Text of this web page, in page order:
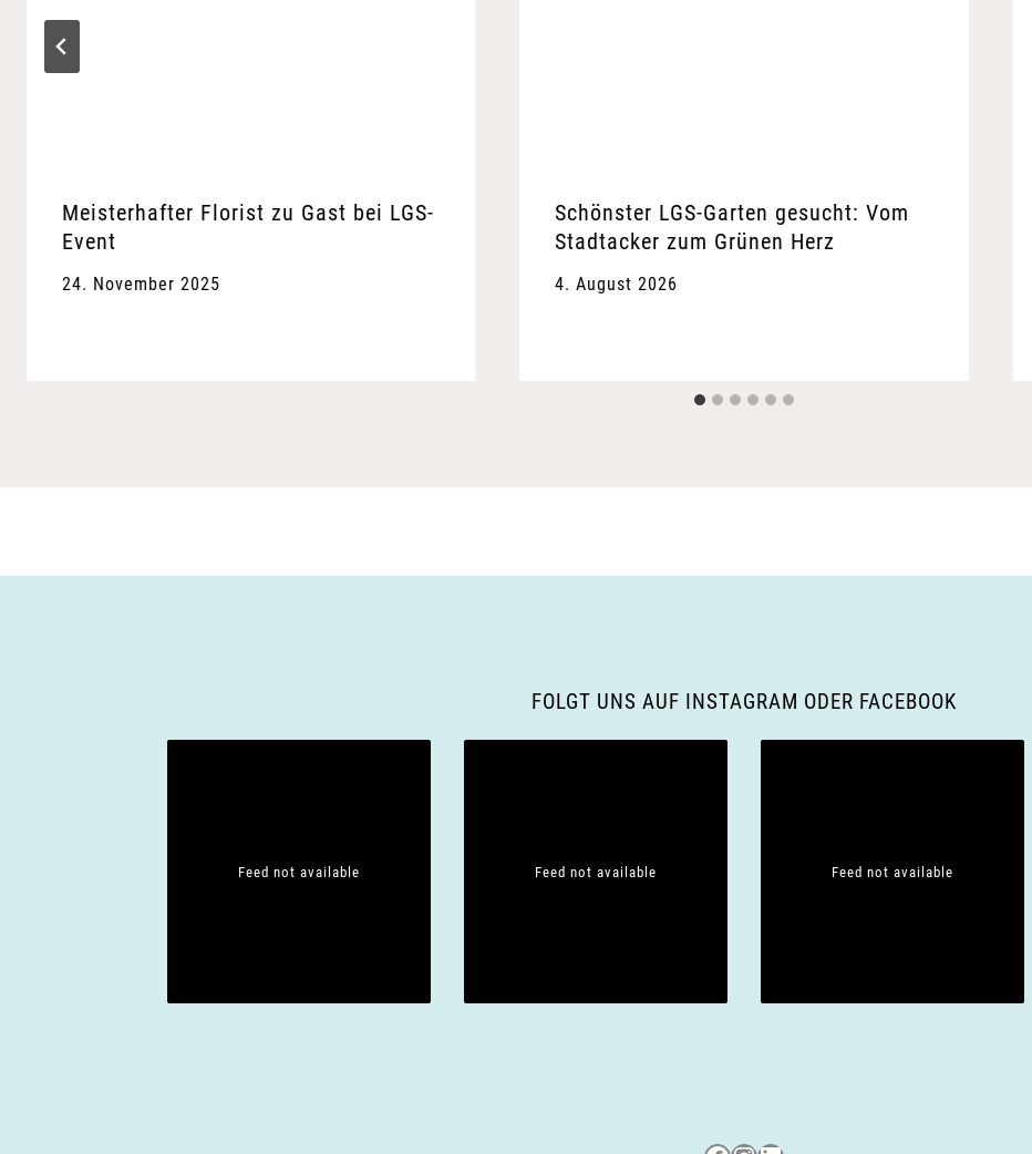
Meisterhafter Florist zu Gast bei LGS-
Event
24. November 2025
Schönster LGS-Garten gesucht: Vom
Stadtacker zum Grünen Herz
4. August 2026
FOLGT UNS AUF INSTAGRAM ODER FACEBOOK
Feed not available Feed not available Feed not available